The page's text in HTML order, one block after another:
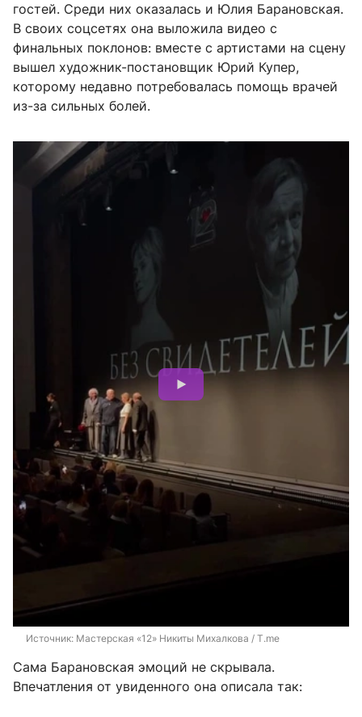
гостей. Среди них оказалась и Юлия Барановская.
В своих соцсетях она выложила видео с
финальных поклонов: вместе с артистами на сцену
вышел художник-постановщик Юрий Купер,
которому недавно потребовалась помощь врачей
из-за сильных болей.
Источник: Мастерская «12» Никиты Михалкова / T.me
Сама Барановская эмоций не скрывала.
Впечатления от увиденного она описала так: